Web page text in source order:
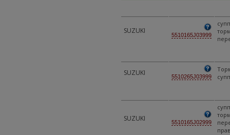
SUZUKI 5510165J03999
SUZUKI 5510265J03999
SUZUKI 5510165J02999